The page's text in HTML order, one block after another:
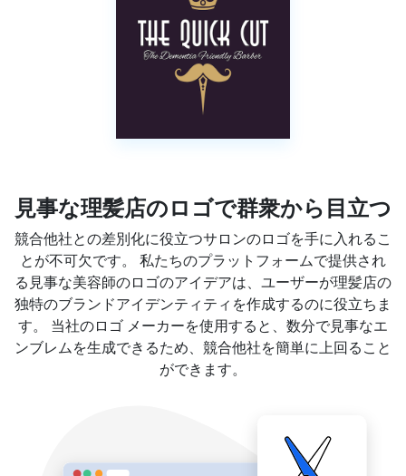
見事な理髪店のロゴで群衆から目立つ
競合他社との差別化に役立つサロンのロゴを手に入れるこ
とが不可欠です。 私たちのプラットフォームで提供され
る見事な美容師のロゴのアイデアは、ユーザーが理髪店の
独特のブランドアイデンティティを作成するのに役立ちま
す。 当社のロゴ メーカーを使用すると、数分で見事なエ
ンブレムを生成できるため、競合他社を簡単に上回ること
ができます。